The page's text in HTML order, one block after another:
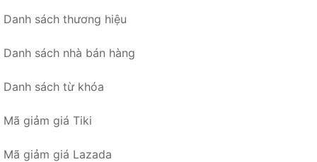
Danh sách thương hiệu
Danh sách nhà bán hàng
Danh sách từ khóa
Mã giảm giá Tiki
Mã giảm giá Lazada